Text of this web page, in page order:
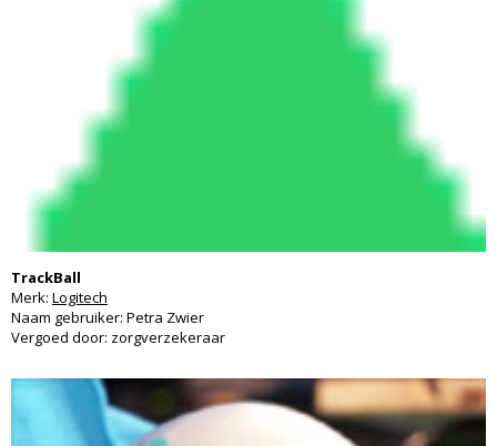
TrackBall
Merk: Logitech
Naam gebruiker: Petra Zwier
Vergoed door: zorgverzekeraar